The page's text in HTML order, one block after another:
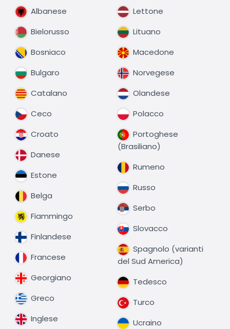
Albanese
Bielorusso
Bosniaco
Bulgaro
Catalano
Ceco
Croato
Danese
Estone
Belga
Fiammingo
Finlandese
Francese
Georgiano
Greco
Inglese
Lettone
Lituano
Macedone
Norvegese
Olandese
Polacco
Portoghese
(Brasiliano)
Rumeno
Russo
Serbo
Slovacco
Spagnolo (varianti
del Sud America)
Tedesco
Turco
Ucraino